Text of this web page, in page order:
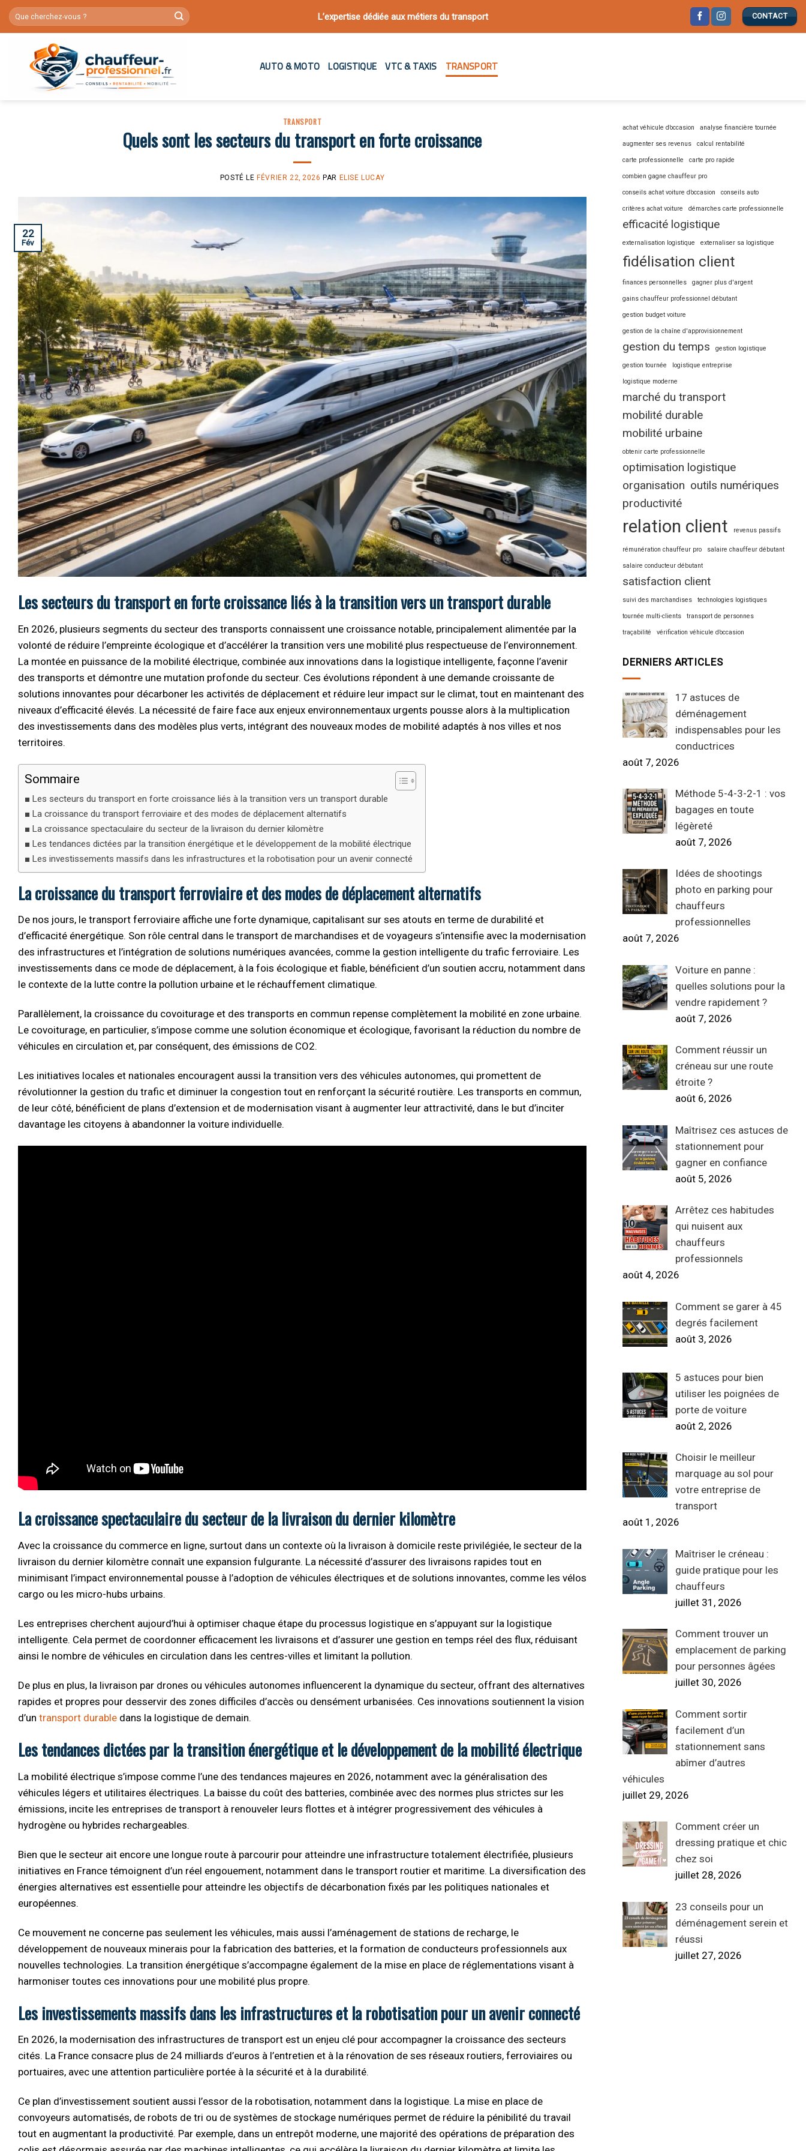
Skip
L’expertise dédiée aux métiers du transport CONTACT
AUTO & MOTO LOGISTIQUE VTC & TAXIS TRANSPORT
TRANSPORT
Quels sont les secteurs du transport en forte croissance
POSTÉ LEFÉVRIER 22, 2026 PAR ELISE LUCAY
22
Fév
Les secteurs du transport en forte croissance liés à la transition vers un transport durable
En 2026, plusieurs segments du secteur des transports connaissent une croissance notable, principalement alimentée par la
volonté de réduire l’empreinte écologique et d’accélérer la transition vers une mobilité plus respectueuse de l’environnement.
La montée en puissance de la mobilité électrique, combinée aux innovations dans la logistique intelligente, façonne l’avenir
des transports et démontre une mutation profonde du secteur. Ces évolutions répondent à une demande croissante de
solutions innovantes pour décarboner les activités de déplacement et réduire leur impact sur le climat, tout en maintenant des
niveaux d’efficacité élevés. La nécessité de faire face aux enjeux environnementaux urgents pousse alors à la multiplication
des investissements dans des modèles plus verts, intégrant des nouveaux modes de mobilité adaptés à nos villes et nos
territoires.
Sommaire
Les secteurs du transport en forte croissance liés à la transition vers un transport durable
La croissance du transport ferroviaire et des modes de déplacement alternatifs
La croissance spectaculaire du secteur de la livraison du dernier kilomètre
Les tendances dictées par la transition énergétique et le développement de la mobilité électrique
Les investissements massifs dans les infrastructures et la robotisation pour un avenir connecté
La croissance du transport ferroviaire et des modes de déplacement alternatifs
De nos jours, le transport ferroviaire affiche une forte dynamique, capitalisant sur ses atouts en terme de durabilité et
d’efficacité énergétique. Son rôle central dans le transport de marchandises et de voyageurs s’intensifie avec la modernisation
des infrastructures et l’intégration de solutions numériques avancées, comme la gestion intelligente du trafic ferroviaire. Les
investissements dans ce mode de déplacement, à la fois écologique et fiable, bénéficient d’un soutien accru, notamment dans
le contexte de la lutte contre la pollution urbaine et le réchauffement climatique.
Parallèlement, la croissance du covoiturage et des transports en commun repense complètement la mobilité en zone urbaine.
Le covoiturage, en particulier, s’impose comme une solution économique et écologique, favorisant la réduction du nombre de
véhicules en circulation et, par conséquent, des émissions de CO2.
Les initiatives locales et nationales encouragent aussi la transition vers des véhicules autonomes, qui promettent de
révolutionner la gestion du trafic et diminuer la congestion tout en renforçant la sécurité routière. Les transports en commun,
de leur côté, bénéficient de plans d’extension et de modernisation visant à augmenter leur attractivité, dans le but d’inciter
davantage les citoyens à abandonner la voiture individuelle.
La croissance spectaculaire du secteur de la livraison du dernier kilomètre
Avec la croissance du commerce en ligne, surtout dans un contexte où la livraison à domicile reste privilégiée, le secteur de la
livraison du dernier kilomètre connaît une expansion fulgurante. La nécessité d’assurer des livraisons rapides tout en
minimisant l’impact environnemental pousse à l’adoption de véhicules électriques et de solutions innovantes, comme les vélos
cargo ou les micro-hubs urbains.
Les entreprises cherchent aujourd’hui à optimiser chaque étape du processus logistique en s’appuyant sur la logistique
intelligente. Cela permet de coordonner efficacement les livraisons et d’assurer une gestion en temps réel des flux, réduisant
ainsi le nombre de véhicules en circulation dans les centres-villes et limitant la pollution.
De plus en plus, la livraison par drones ou véhicules autonomes influencerent la dynamique du secteur, offrant des alternatives
rapides et propres pour desservir des zones difficiles d’accès ou densément urbanisées. Ces innovations soutiennent la vision
d’un transport durable dans la logistique de demain.
Les tendances dictées par la transition énergétique et le développement de la mobilité électrique
La mobilité électrique s’impose comme l’une des tendances majeures en 2026, notamment avec la généralisation des
véhicules légers et utilitaires électriques. La baisse du coût des batteries, combinée avec des normes plus strictes sur les
émissions, incite les entreprises de transport à renouveler leurs flottes et à intégrer progressivement des véhicules à
hydrogène ou hybrides rechargeables.
Bien que le secteur ait encore une longue route à parcourir pour atteindre une infrastructure totalement électrifiée, plusieurs
initiatives en France témoignent d’un réel engouement, notamment dans le transport routier et maritime. La diversification des
énergies alternatives est essentielle pour atteindre les objectifs de décarbonation fixés par les politiques nationales et
européennes.
Ce mouvement ne concerne pas seulement les véhicules, mais aussi l’aménagement de stations de recharge, le
développement de nouveaux minerais pour la fabrication des batteries, et la formation de conducteurs professionnels aux
nouvelles technologies. La transition énergétique s’accompagne également de la mise en place de réglementations visant à
harmoniser toutes ces innovations pour une mobilité plus propre.
Les investissements massifs dans les infrastructures et la robotisation pour un avenir connecté
En 2026, la modernisation des infrastructures de transport est un enjeu clé pour accompagner la croissance des secteurs
cités. La France consacre plus de 24 milliards d’euros à l’entretien et à la rénovation de ses réseaux routiers, ferroviaires ou
portuaires, avec une attention particulière portée à la sécurité et à la durabilité.
Ce plan d’investissement soutient aussi l’essor de la robotisation, notamment dans la logistique. La mise en place de
convoyeurs automatisés, de robots de tri ou de systèmes de stockage numériques permet de réduire la pénibilité du travail
tout en augmentant la productivité. Par exemple, dans un entrepôt moderne, une majorité des opérations de préparation des
achat véhicule d’occasion analyse financière tournée
augmenter ses revenus calcul rentabilité
carte professionnelle carte pro rapide
combien gagne chauffeur pro
conseils achat voiture d’occasion conseils auto
critères achat voiture démarches carte professionnelle
efficacité logistique
externalisation logistique externaliser sa logistique
fidélisation client
finances personnelles gagner plus d'argent
gains chauffeur professionnel débutant
gestion budget voiture
gestion de la chaîne d'approvisionnement
gestion du temps gestion logistique
gestion tournée logistique entreprise
logistique moderne
marché du transport
mobilité durable
mobilité urbaine
obtenir carte professionnelle
optimisation logistique
organisation outils numériques
productivité
relation client revenus passifs
rémunération chauffeur pro salaire chauffeur débutant
salaire conducteur débutant
satisfaction client
suivi des marchandises technologies logistiques
tournée multi-clients transport de personnes
traçabilité vérification véhicule d’occasion
DERNIERS ARTICLES
17 astuces de
déménagement
indispensables pour les
conductrices
août 7, 2026
Méthode 5-4-3-2-1 : vos
bagages en toute
légèreté
août 7, 2026
Idées de shootings
photo en parking pour
chauffeurs
professionnelles
août 7, 2026
Voiture en panne :
quelles solutions pour la
vendre rapidement ?
août 7, 2026
Comment réussir un
créneau sur une route
étroite ?
août 6, 2026
Maîtrisez ces astuces de
stationnement pour
gagner en confiance
août 5, 2026
Arrêtez ces habitudes
qui nuisent aux
chauffeurs
professionnels
août 4, 2026
Comment se garer à 45
degrés facilement
août 3, 2026
5 astuces pour bien
utiliser les poignées de
porte de voiture
août 2, 2026
Choisir le meilleur
marquage au sol pour
votre entreprise de
transport
août 1, 2026
Maîtriser le créneau :
guide pratique pour les
chauffeurs
juillet 31, 2026
Comment trouver un
emplacement de parking
pour personnes âgées
juillet 30, 2026
Comment sortir
facilement d’un
stationnement sans
abîmer d’autres
véhicules
juillet 29, 2026
Comment créer un
dressing pratique et chic
chez soi
juillet 28, 2026
23 conseils pour un
déménagement serein et
réussi
juillet 27, 2026